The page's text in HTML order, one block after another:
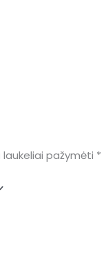
laukeliai pažymėti *